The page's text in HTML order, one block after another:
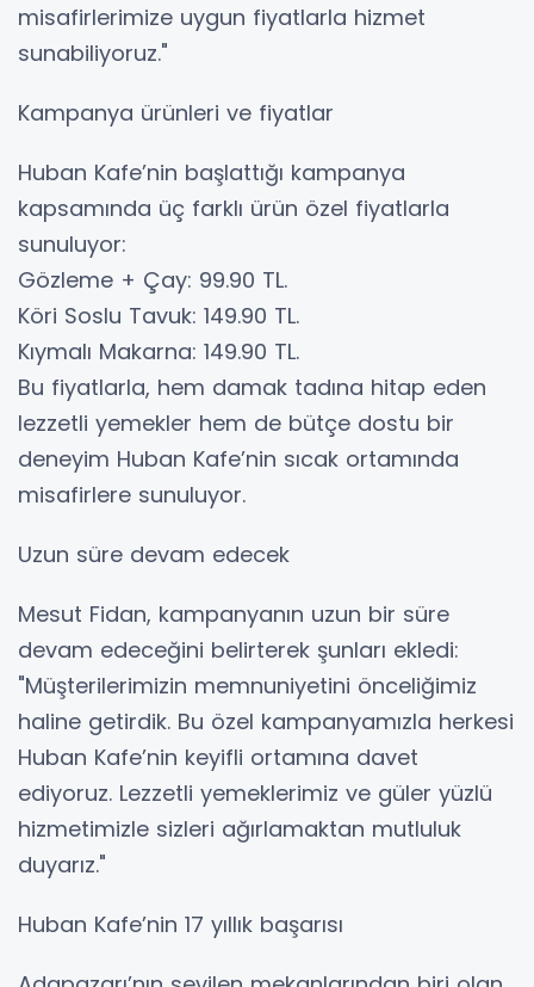
misafirlerimize uygun fiyatlarla hizmet
sunabiliyoruz."
Kampanya ürünleri ve fiyatlar
Huban Kafe’nin başlattığı kampanya
kapsamında üç farklı ürün özel fiyatlarla
sunuluyor:
Gözleme + Çay: 99.90 TL.
Köri Soslu Tavuk: 149.90 TL.
Kıymalı Makarna: 149.90 TL.
Bu fiyatlarla, hem damak tadına hitap eden
lezzetli yemekler hem de bütçe dostu bir
deneyim Huban Kafe’nin sıcak ortamında
misafirlere sunuluyor.
Uzun süre devam edecek
Mesut Fidan, kampanyanın uzun bir süre
devam edeceğini belirterek şunları ekledi:
"Müşterilerimizin memnuniyetini önceliğimiz
haline getirdik. Bu özel kampanyamızla herkesi
Huban Kafe’nin keyifli ortamına davet
ediyoruz. Lezzetli yemeklerimiz ve güler yüzlü
hizmetimizle sizleri ağırlamaktan mutluluk
duyarız."
Huban Kafe’nin 17 yıllık başarısı